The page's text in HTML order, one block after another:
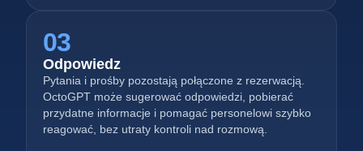
03
Odpowiedz
Pytania i prośby pozostają połączone z rezerwacją.
OctoGPT może sugerować odpowiedzi, pobierać
przydatne informacje i pomagać personelowi szybko
reagować, bez utraty kontroli nad rozmową.